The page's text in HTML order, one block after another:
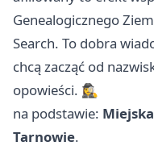
Genealogicznego
Search. To dobra
chcą zacząć od
opowieści. 🕵️‍♀️
na podstawie:
Tarnowie.